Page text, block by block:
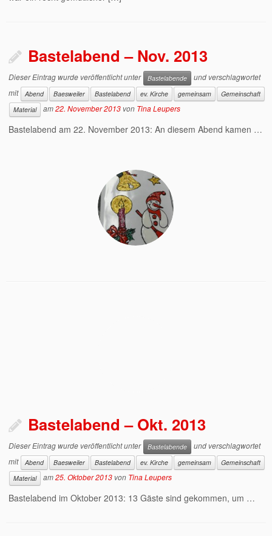
Bastelabend – Nov. 2013
Dieser Eintrag wurde veröffentlicht unter Bastelabende
und verschlagwortet
mit
Abend Baesweiler Bastelabend ev. Kirche gemeinsam
Gemeinschaft
Material
am22. November 2013 von Tina Leupers
Bastelabend am 22. November 2013: An diesem Abend kamen …
Bastelabend – Okt. 2013
Dieser Eintrag wurde veröffentlicht unter Bastelabende
und verschlagwortet
mit
Abend Baesweiler Bastelabend ev. Kirche gemeinsam
Gemeinschaft
Material
am25. Oktober 2013 von Tina Leupers
Bastelabend im Oktober 2013: 13 Gäste sind gekommen, um …